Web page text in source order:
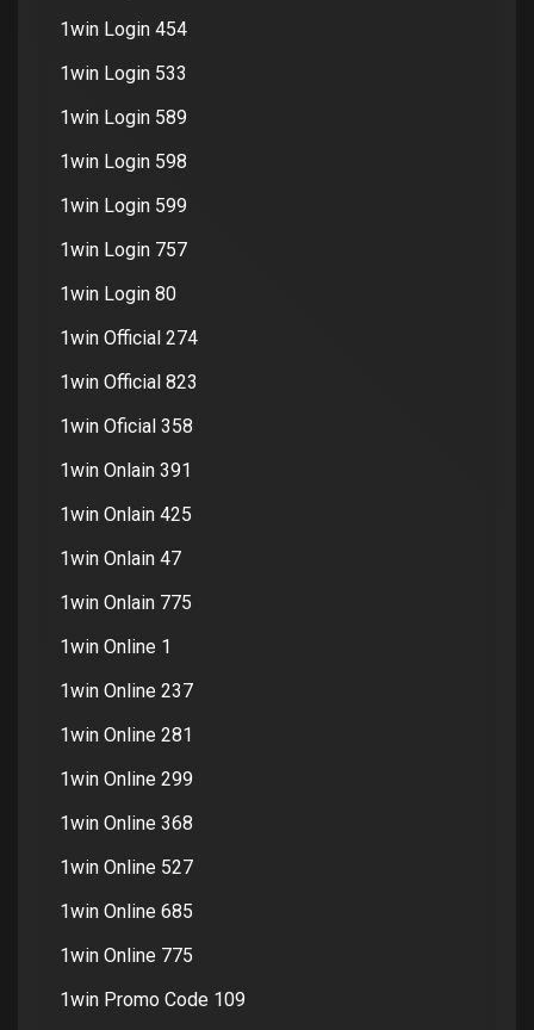
1win Login 454
1win Login 533
1win Login 589
1win Login 598
1win Login 599
1win Login 757
1win Login 80
1win Official 274
1win Official 823
1win Oficial 358
1win Onlain 391
1win Onlain 425
1win Onlain 47
1win Onlain 775
1win Online 1
1win Online 237
1win Online 281
1win Online 299
1win Online 368
1win Online 527
1win Online 685
1win Online 775
1win Promo Code 109